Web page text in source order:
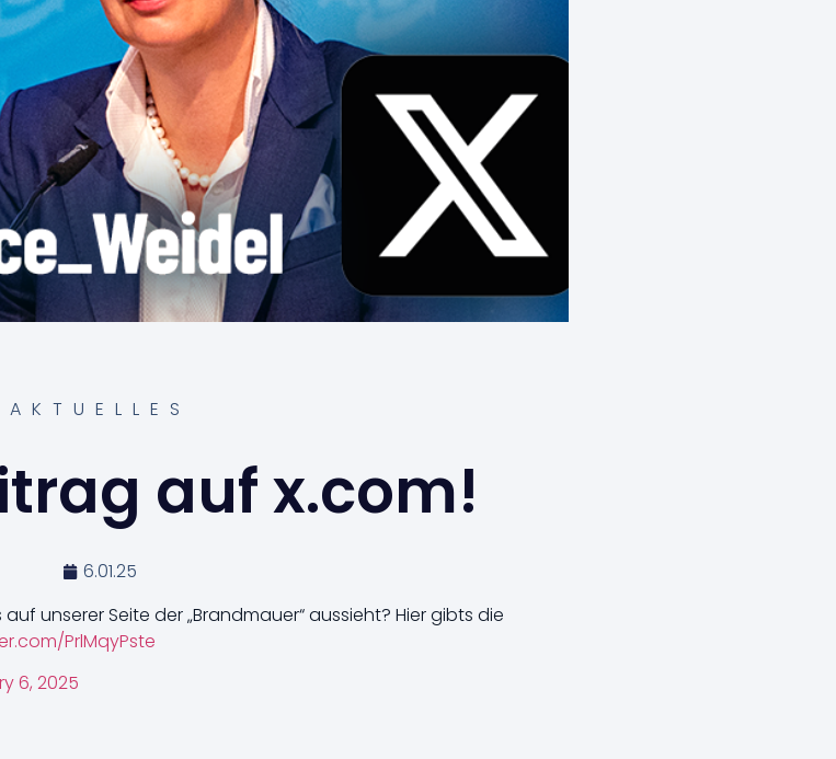
AKTUELLES
auf x.com!
6.01.25
unserer Seite der „Brandmauer“ aussieht? Hier gibts die
PrlMqyPste
6, 2025